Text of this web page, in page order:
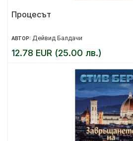
Процесът
АВТОР: Дейвид Балдачи
12.78 EUR (25.00 лв.)